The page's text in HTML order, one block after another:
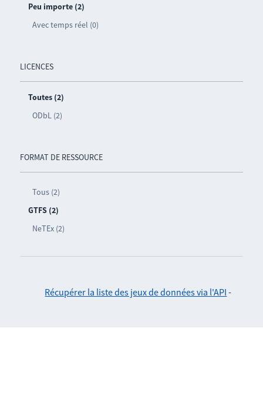
Peu importe (2)
Avec temps réel (0)
LICENCES
Toutes (2)
ODbL (2)
FORMAT DE RESSOURCE
Tous (2)
GTFS (2)
NeTEx (2)
Récupérer la liste des jeux de données via l'API -